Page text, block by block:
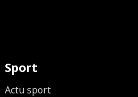
Sport
Actu sport